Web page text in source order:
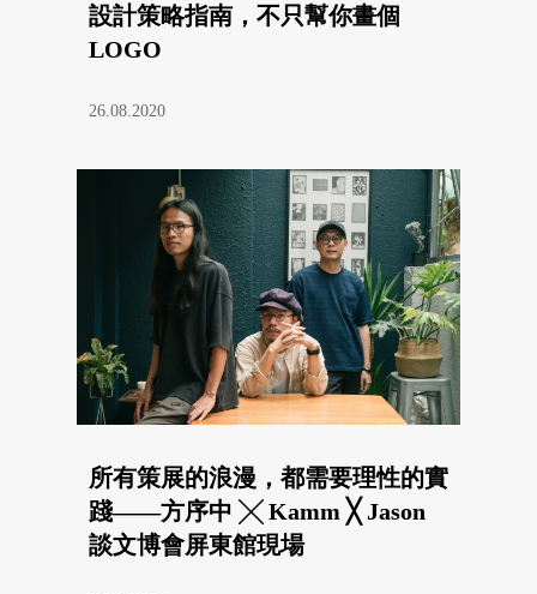
設計策略指南，不只幫你畫個
LOGO
26.08.2020
所有策展的浪漫，都需要理性的實
踐——方序中 ╳ Kamm ╳ Jason
談文博會屏東館現場